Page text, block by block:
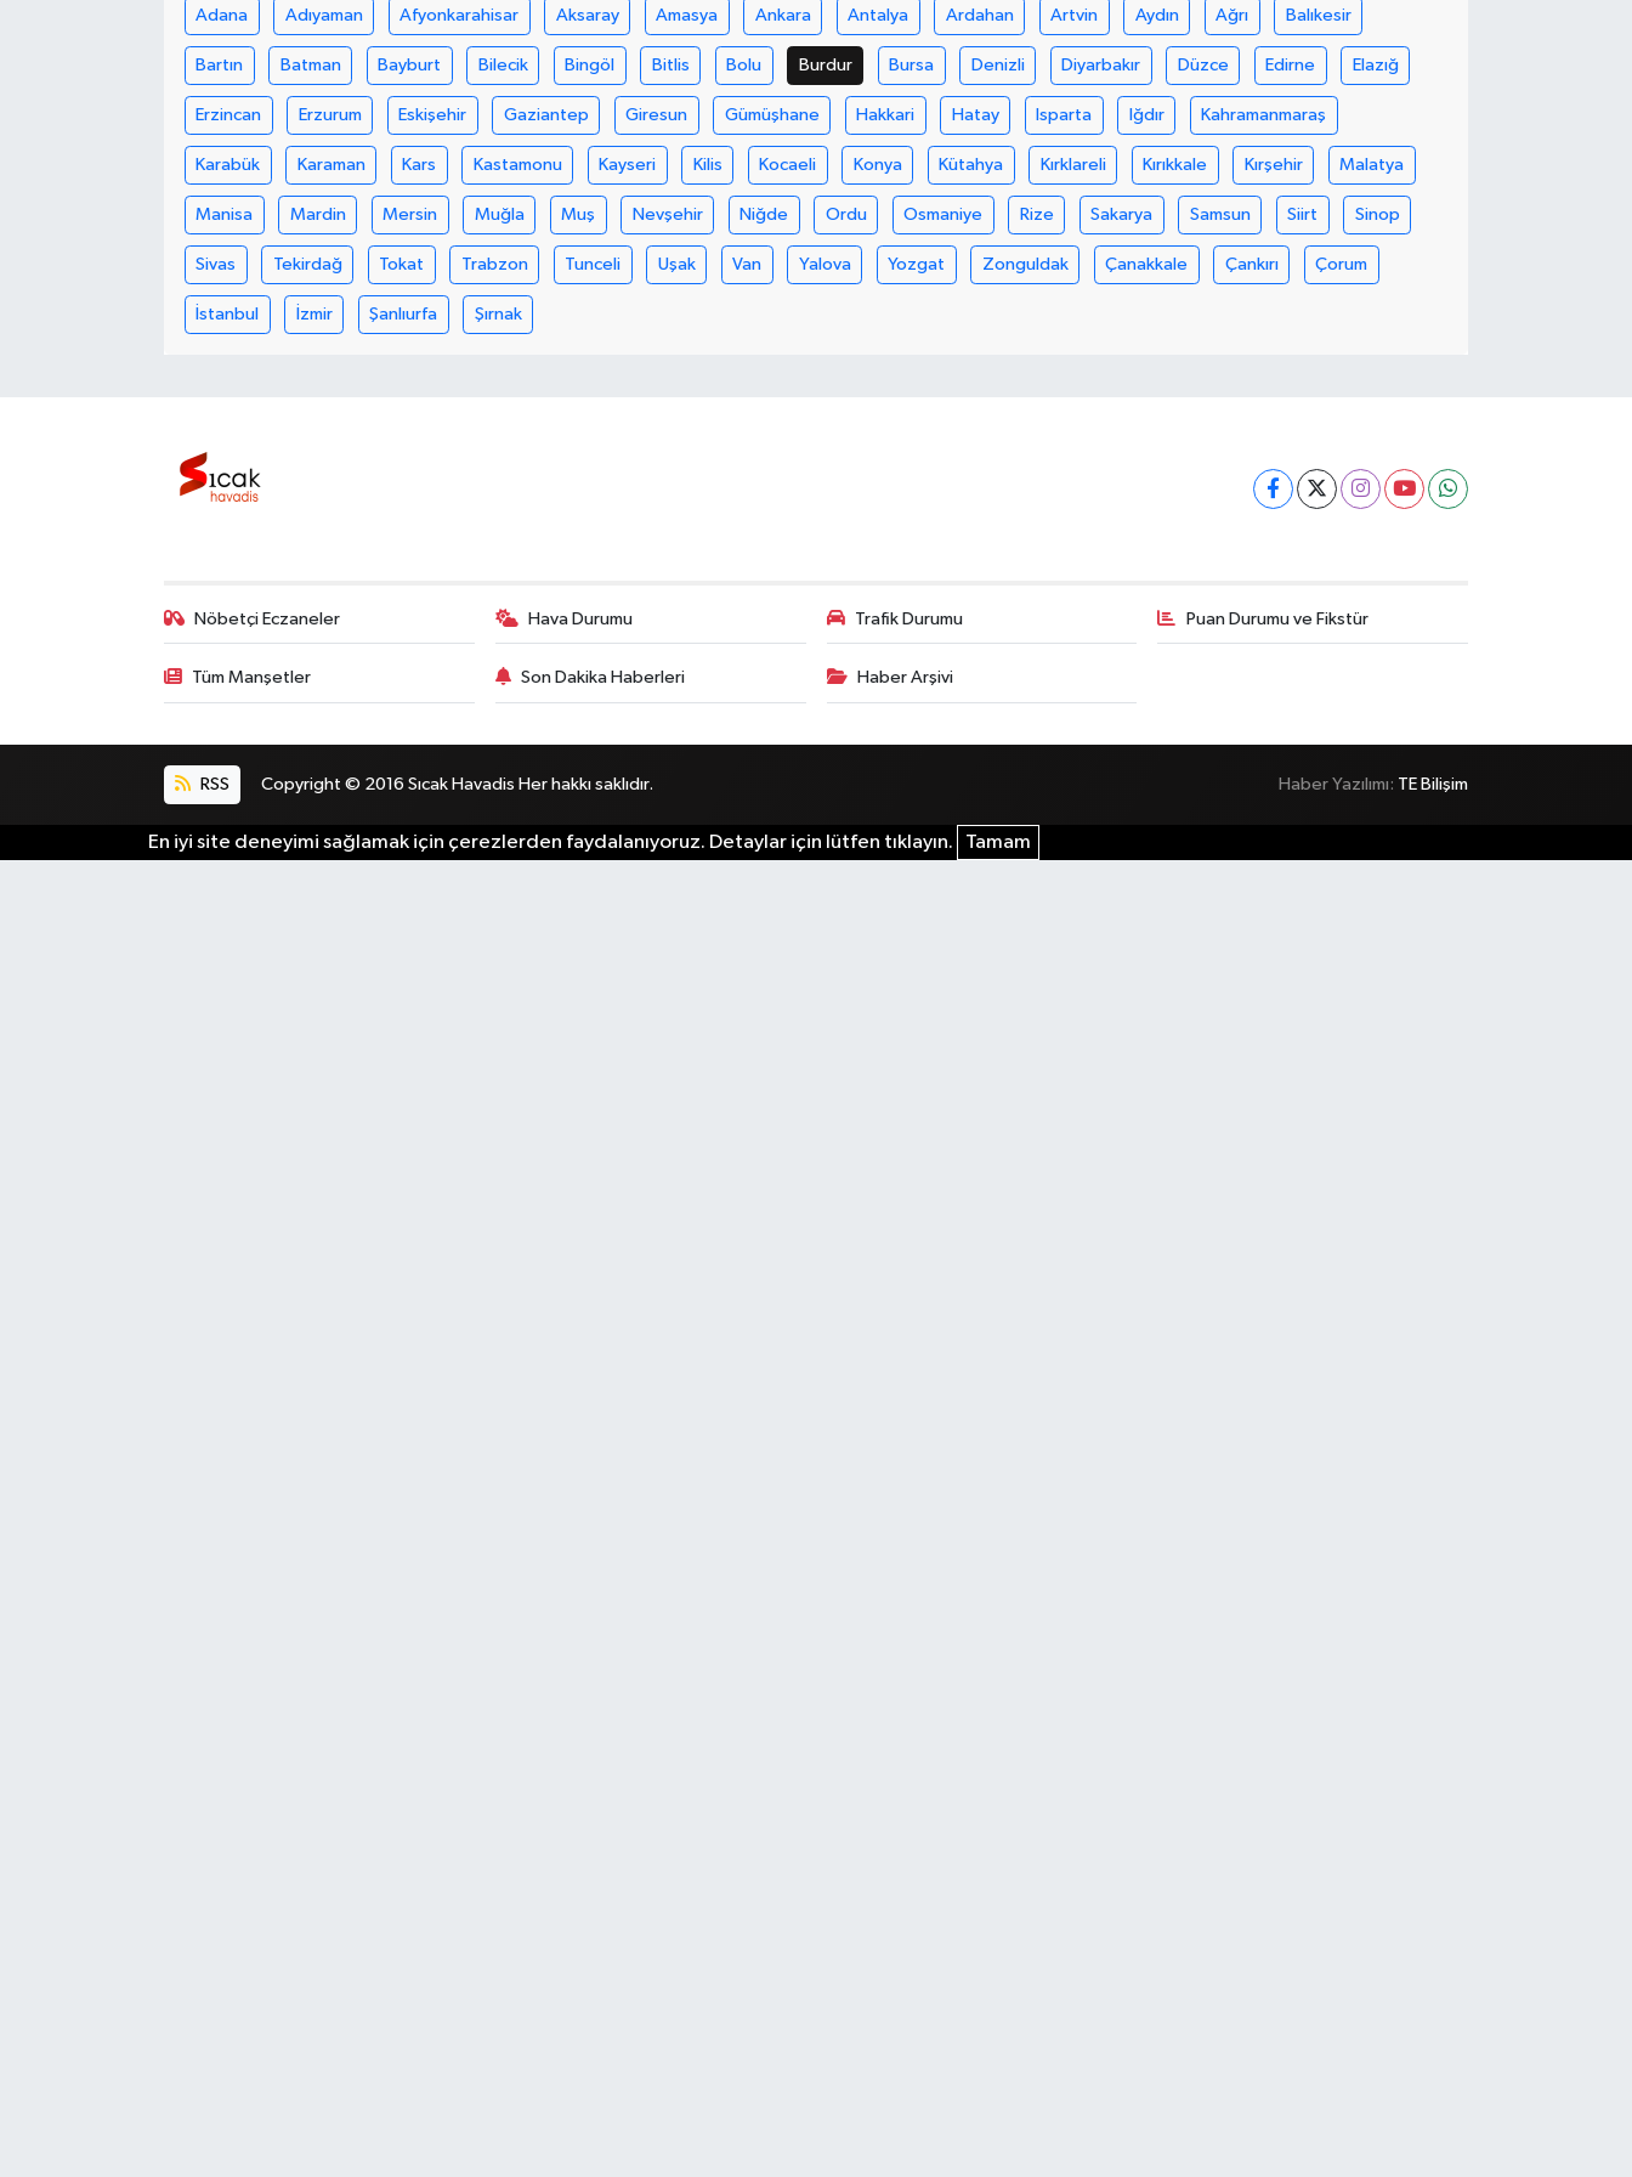
Adana Adıyaman Afyonkarahisar Aksaray Amasya Ankara Antalya Ardahan Artvin Aydın Ağrı Balıkesir
Bartın Batman Bayburt Bilecik Bingöl Bitlis Bolu Burdur Bursa Denizli Diyarbakır Düzce Edirne Elazığ
Erzincan Erzurum Eskişehir Gaziantep Giresun Gümüşhane Hakkari Hatay Isparta Iğdır Kahramanmaraş
Karabük Karaman Kars Kastamonu Kayseri Kilis Kocaeli Konya Kütahya Kırklareli Kırıkkale Kırşehir Malatya
Manisa Mardin Mersin Muğla Muş Nevşehir Niğde Ordu Osmaniye Rize Sakarya Samsun Siirt Sinop
Sivas Tekirdağ Tokat Trabzon Tunceli Uşak Van Yalova Yozgat Zonguldak Çanakkale Çankırı Çorum
İstanbul İzmir Şanlıurfa Şırnak
Nöbetçi Eczaneler Hava Durumu Trafik Durumu Puan Durumu ve Fikstür
Tüm Manşetler Son Dakika Haberleri Haber Arşivi
RSS Copyright © 2016 Sıcak Havadis Her hakkı saklıdır. Haber Yazılımı: TE Bilişim
En iyi site deneyimi sağlamak için çerezlerden faydalanıyoruz. Detaylar için lütfen tıklayın. Tamam
Bilim, Teknoloji